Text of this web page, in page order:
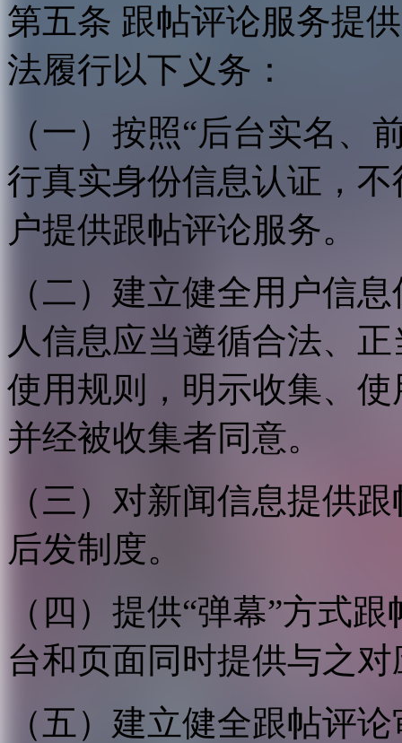
第五条 跟帖评论服务提
法履行以下义务：
（一）按照“后台实名、
行真实身份信息认证，
户提供跟帖评论服务。
（二）建立健全用户信
人信息应当遵循合法、
使用规则，明示收集、
并经被收集者同意。
（三）对新闻信息提供
后发制度。
（四）提供“弹幕”方式
台和页面同时提供与之
（五）建立健全跟帖评